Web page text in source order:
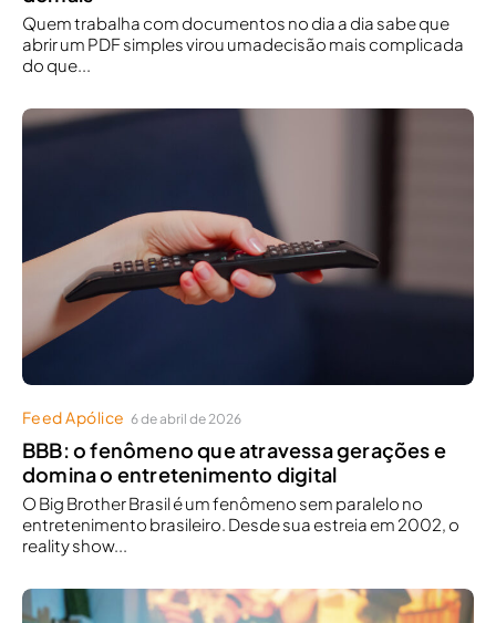
Quem trabalha com documentos no dia a dia sabe que
abrir um PDF simples virou umadecisão mais complicada
do que...
Feed Apólice 6 de abril de 2026
BBB: o fenômeno que atravessa gerações e
domina o entretenimento digital
O Big Brother Brasil é um fenômeno sem paralelo no
entretenimento brasileiro. Desde sua estreia em 2002, o
reality show...